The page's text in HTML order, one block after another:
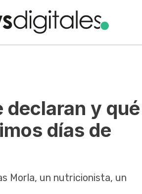
declaran y qué
días de
Morla, un nutricionista, un